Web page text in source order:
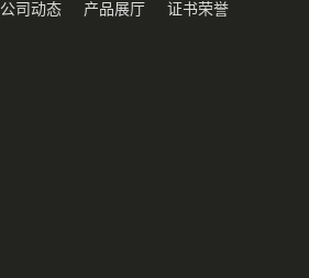
公司动态 产品展厅 证书荣誉